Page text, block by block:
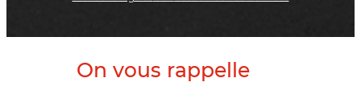
On vous rappelle